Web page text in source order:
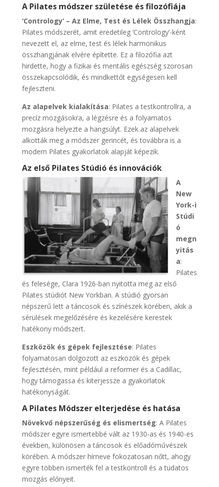
A Pilates módszer születése és filozófiája
‘Contrology’ – Az Elme, Test és Lélek Összhangja:
Pilates módszerét, amit eredetileg ‘Contrology’-ként
nevezett el, az elme, test és lélek harmonikus
összhangjának elvére építette. Ez a filozófia azt
hirdette, hogy a fizikai és mentális egészség szorosan
összekapcsolódik, és mindkettőt egységesen kell
fejleszteni.
Az alapelvek kialakítása: Pilates a testkontrollra, a
precíz mozgásokra, a légzésre és a folyamatos
mozgásra helyezte a hangsúlyt. Ezek az alapelvek
alkották meg a módszer gerincét, és továbbra is a
modern Pilates gyakorlatok alapját képezik.
Az első Pilates Stúdió és innovációk
A
New
York-i
Stúdi
ó
megn
yitás
a:
Pilates
és felesége, Clara 1926-ban nyitotta meg az első
Pilates stúdiót New Yorkban. A stúdió gyorsan
népszerű lett a táncosok és színészek körében, akik a
sérülések megelőzésére és kezelésére kerestek
hatékony módszert.
Eszközök és gépek fejlesztése: Pilates
folyamatosan dolgozott az eszközök és gépek
fejlesztésén, mint például a reformer és a Cadillac,
hogy támogassa és kiterjessze a gyakorlatok
hatékonyságát.
A Pilates Módszer elterjedése és hatása
Növekvő népszerűség és elismertség: A Pilates
módszer egyre ismertebbé vált az 1930-as és 1940-es
években, különösen a táncosok és előadóművészek
körében. A módszer hírneve fokozatosan nőtt, ahogy
egyre többen ismerték fel a testkontroll és a tudatos
mozgás előnyeit.